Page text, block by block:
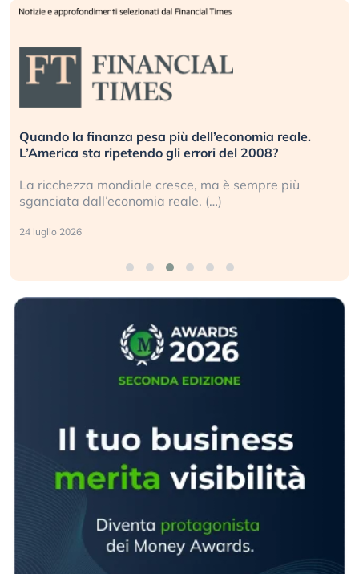
Quando la finanza pesa più dell’economia reale.
L’America sta ripetendo gli errori del 2008?
La ricchezza mondiale cresce, ma è sempre più
sganciata dall’economia reale. (…)
24 luglio 2026